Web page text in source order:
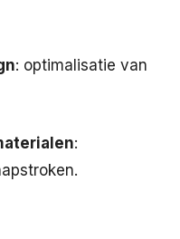
: optimalisatie van
: